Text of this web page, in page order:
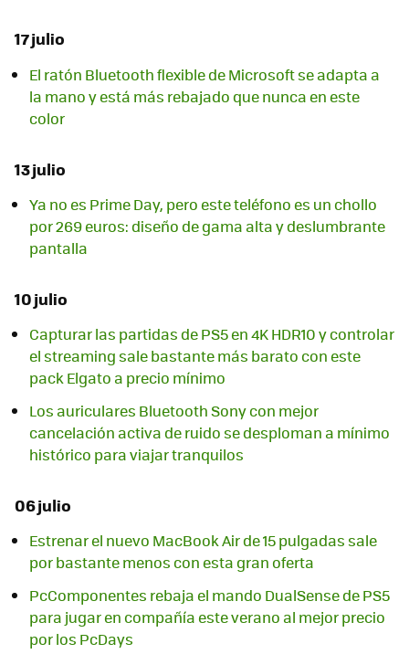
17 julio
El ratón Bluetooth flexible de Microsoft se adapta a
la mano y está más rebajado que nunca en este
color
13 julio
Ya no es Prime Day, pero este teléfono es un chollo
por 269 euros: diseño de gama alta y deslumbrante
pantalla
10 julio
Capturar las partidas de PS5 en 4K HDR10 y controlar
el streaming sale bastante más barato con este
pack Elgato a precio mínimo
Los auriculares Bluetooth Sony con mejor
cancelación activa de ruido se desploman a mínimo
histórico para viajar tranquilos
06 julio
Estrenar el nuevo MacBook Air de 15 pulgadas sale
por bastante menos con esta gran oferta
PcComponentes rebaja el mando DualSense de PS5
para jugar en compañía este verano al mejor precio
por los PcDays